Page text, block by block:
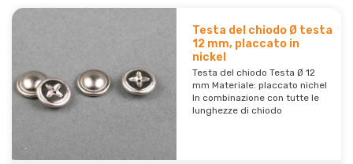
Testa del chiodo Ø testa
12 mm, placcato in
nickel
Testa del chiodo Testa Ø 12
mm Materiale: placcato nichel
In combinazione con tutte le
lunghezze di chiodo